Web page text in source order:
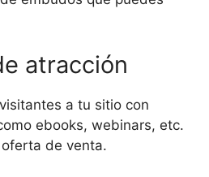
atracción
a tu sitio con
ebooks, webinars, etc.
de venta.